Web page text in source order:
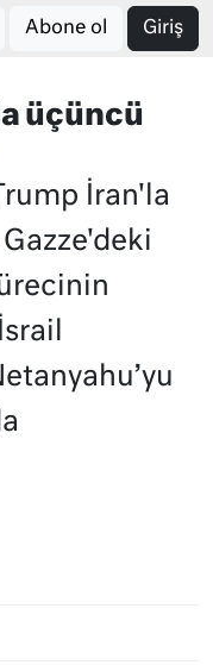
Abone ol Giriş
üçüncü
İran'la